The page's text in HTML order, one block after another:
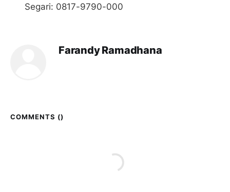
Segari: 0817-9790-000
Farandy Ramadhana
COMMENTS ()